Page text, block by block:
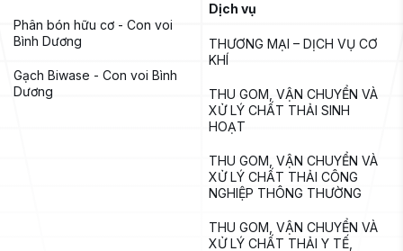
Phân bón hữu cơ - Con voi
Bình Dương
Gạch Biwase - Con voi Bình
Dương
Dịch vụ
THƯƠNG MẠI – DỊCH VỤ CƠ
KHÍ
THU GOM, VẬN CHUYỂN VÀ
XỬ LÝ CHẤT THẢI SINH
HOẠT
THU GOM, VẬN CHUYỂN VÀ
XỬ LÝ CHẤT THẢI CÔNG
NGHIỆP THÔNG THƯỜNG
THU GOM, VẬN CHUYỂN VÀ
XỬ LÝ CHẤT THẢI Y TẾ,